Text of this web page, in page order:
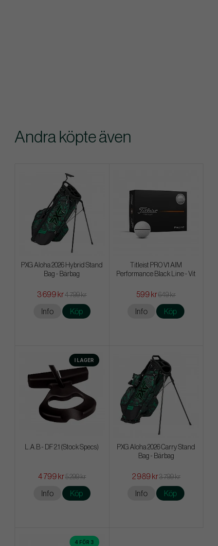
Andra köpte även
PXG Aloha 2026 Hybrid Stand
Bag - Bärbag
3 699 kr4 799 kr
Info Köp
Titleist PRO V1 AIM
Performance Black Line - Vit
599 kr649 kr
Info Köp
I LAGER
L.A.B - DF 2.1 (Stock Specs)
4 799 kr5 299 kr
Info Köp
PXG Aloha 2026 Carry Stand
Bag - Bärbag
2 989 kr3 799 kr
Info Köp
4 FÖR 3